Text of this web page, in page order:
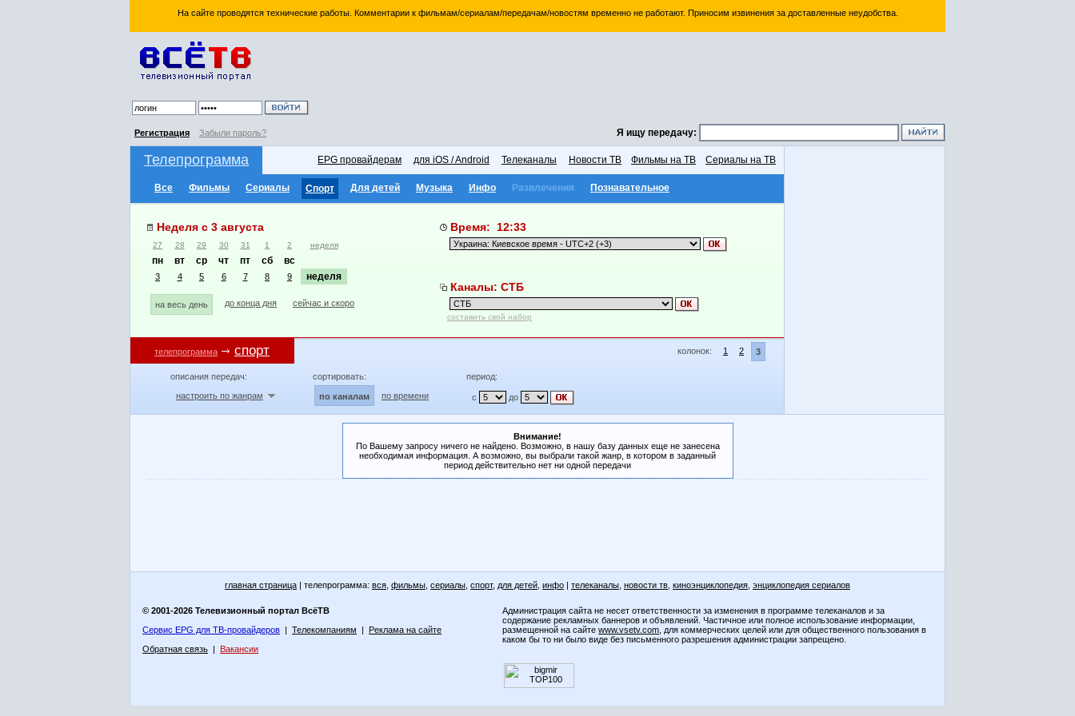
На сайте проводятся технические работы. Комментарии к фильмам/сериалам/передачам/новостям временно не работают. Приносим извинения за доставленные неудобства.
Регистрация Забыли пароль? Я ищу передачу:
Телепрограмма EPG провайдерам для iOS / Android Телеканалы Новости ТВ Фильмы на ТВ Сериалы на ТВ
Все Фильмы Сериалы Спорт Для детей Музыка Инфо Развлечения Познавательное
Неделя с 3 августа
27 28 29 30 31 1 2 неделя
пн вт ср чт пт сб вс
3 4 5 6 7 8 9 неделя
на весь день до конца дня сейчас и скоро
Время: 12:33
Каналы: СТБ
составить свой набор
телепрограмма спорт колонок: 1 2 3
описания передач:
настроить по жанрам
сортировать:
по каналам по времени
период:
с до
Внимание!
По Вашему запросу ничего не найдено. Возможно, в нашу базу данных еще не занесена
необходимая информация. А возможно, вы выбрали такой жанр, в котором в заданный
период действительно нет ни одной передачи
главная страница | телепрограмма: вся фильмы сериалы спорт, для детей инфо | телеканалы новости тв киноэнциклопедия энциклопедия сериалов
© 2001-2026 Телевизионный портал ВсёТВ
Сервис EPG для ТВ-провайдеров | Телекомпаниям | Реклама на сайте
Обратная связь | Вакансии
Администрация сайта не несет ответственности за изменения в программе телеканалов и за
содержание рекламных баннеров и объявлений. Частичное или полное использование информации,
размещенной на сайте www.vsetv.com , для коммерческих целей или для общественного пользования в
каком бы то ни было виде без письменного разрешения администрации запрещено.